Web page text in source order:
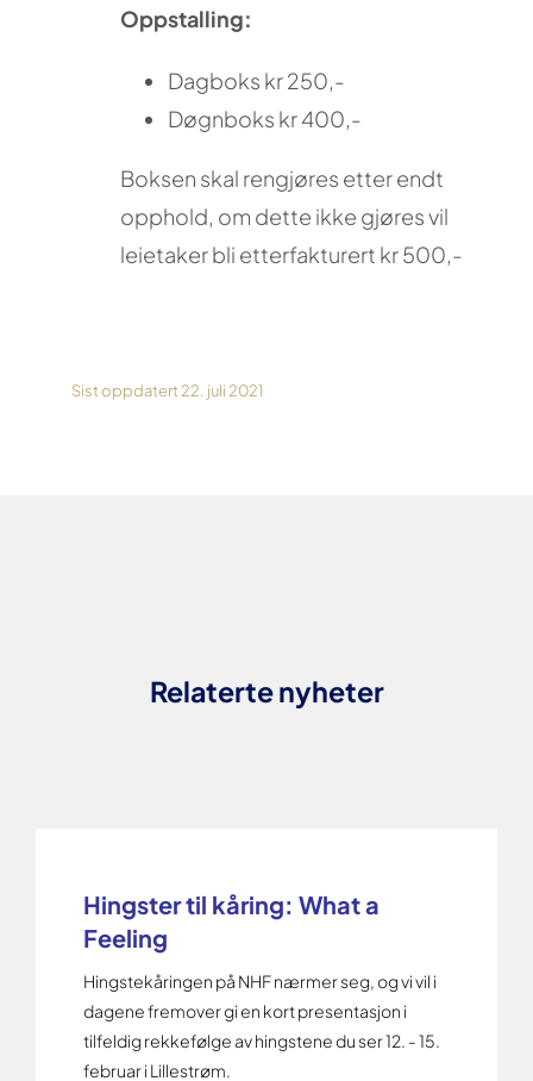
Oppstalling:
Dagboks kr 250,-
Døgnboks kr 400,-
Boksen skal rengjøres etter endt
opphold, om dette ikke gjøres vil
leietaker bli etterfakturert kr 500,-
Sist oppdatert 22. juli 2021
Relaterte nyheter
Hingster til kåring: What a
Feeling
Hingstekåringen på NHF nærmer seg, og vi vil i
dagene fremover gi en kort presentasjon i
tilfeldig rekkefølge av hingstene du ser 12. - 15.
februar i Lillestrøm.